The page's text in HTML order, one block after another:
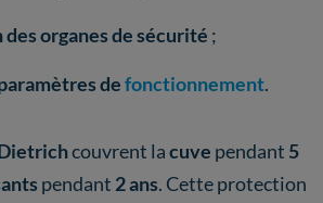
organes de sécurité ;
defonctionnement.
couvrent lacuve pendant 5
pendant 2 ans. Cette protection